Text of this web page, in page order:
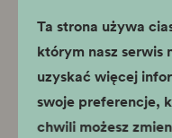
Ta strona używa
którym nasz serwis
uzyskać więcej
swoje preferencje,
chwili możesz